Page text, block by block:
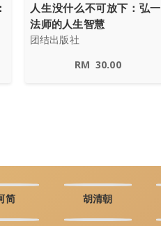
人生没什么不可放下：弘一
法师的人生智慧
团结出版社
RM 30.00
简 胡清朝